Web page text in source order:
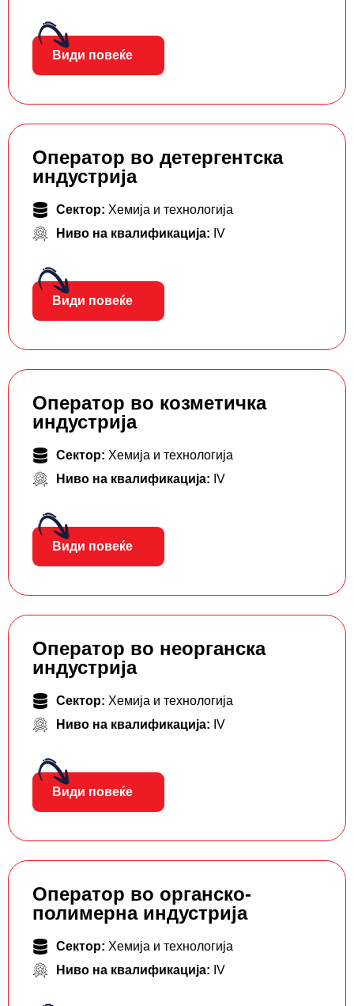
Види повеќе
Оператор во детергентска
индустрија
Сектор: Хемија и технологија
Ниво на квалификација: IV
Види повеќе
Оператор во козметичка
индустрија
Сектор: Хемија и технологија
Ниво на квалификација: IV
Види повеќе
Оператор во неорганска
индустрија
Сектор: Хемија и технологија
Ниво на квалификација: IV
Види повеќе
Оператор во органско-
полимерна индустрија
Сектор: Хемија и технологија
Ниво на квалификација: IV